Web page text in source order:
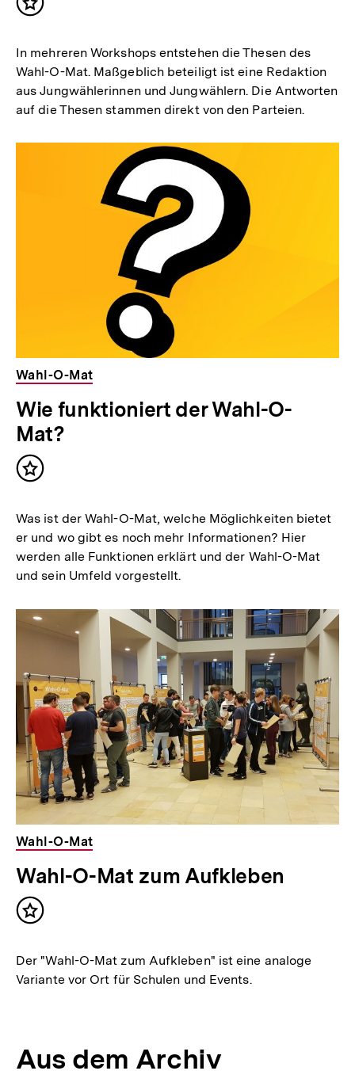
öffnen
Inhalt
In mehreren Workshops entstehen die Thesen des
Wahl-O-Mat. Maßgeblich beteiligt ist eine Redaktion
aus Jungwählerinnen und Jungwählern. Die Antworten
auf die Thesen stammen direkt von den Parteien.
Wahl-O-Mat
Wie funktioniert der Wahl-O-
Mat?
Inhalt
Was ist der Wahl-O-Mat, welche Möglichkeiten bietet
er und wo gibt es noch mehr Informationen? Hier
werden alle Funktionen erklärt und der Wahl-O-Mat
und sein Umfeld vorgestellt.
Wahl-O-Mat
Wahl-O-Mat zum Aufkleben
Inhalt
Der "Wahl-O-Mat zum Aufkleben" ist eine analoge
Variante vor Ort für Schulen und Events.
Aus dem Archiv